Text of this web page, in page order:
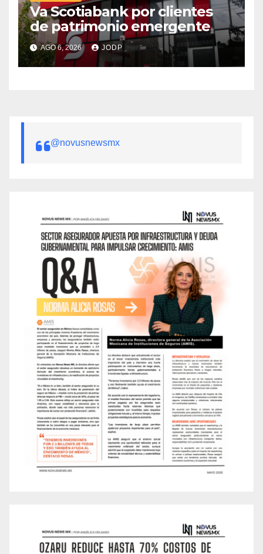
Va Scotiabank por clientes
de patrimonio emergente
AGO 6, 2026 JODP
@novusnewsmx